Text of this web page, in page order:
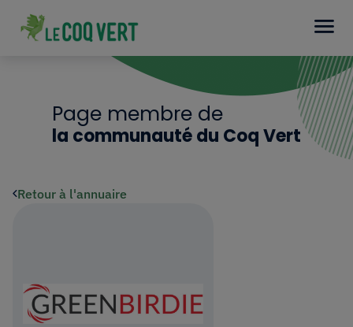
Page membre de
la communauté du Coq Vert
Retour à l'annuaire